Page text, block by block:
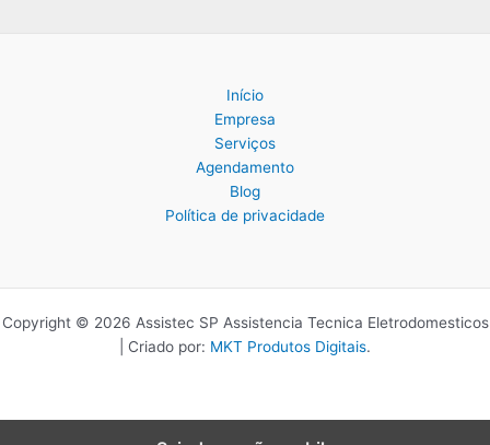
Início
Empresa
Serviços
Agendamento
Blog
Política de privacidade
Copyright © 2026 Assistec SP Assistencia Tecnica Eletrodomesticos
| Criado por: MKT Produtos Digitais.